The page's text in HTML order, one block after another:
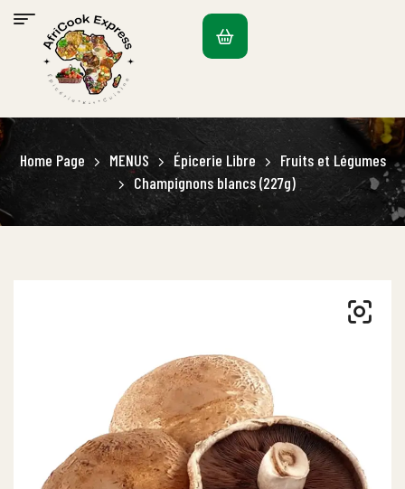
Home Page MENUS Épicerie Libre
Fruits et Légumes
Champignons blancs (227g)